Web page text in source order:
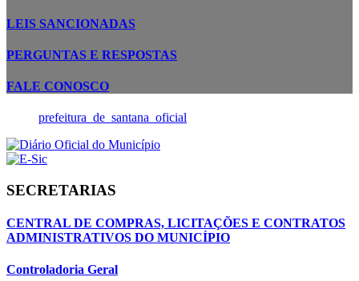
LEIS SANCIONADAS
PERGUNTAS E RESPOSTAS
FALE CONOSCO
prefeitura_de_santana_oficial
SECRETARIAS
CENTRAL DE COMPRAS, LICITAÇÕES E CONTRATOS
ADMINISTRATIVOS DO MUNICÍPIO
Controladoria Geral